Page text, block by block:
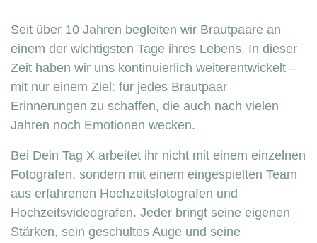
Seit über 10 Jahren begleiten wir Brautpaare an
einem der wichtigsten Tage ihres Lebens. In dieser
Zeit haben wir uns kontinuierlich weiterentwickelt –
mit nur einem Ziel: für jedes Brautpaar
Erinnerungen zu schaffen, die auch nach vielen
Jahren noch Emotionen wecken.
Bei Dein Tag X arbeitet ihr nicht mit einem einzelnen
Fotografen, sondern mit einem eingespielten Team
aus erfahrenen Hochzeitsfotografen und
Hochzeitsvideografen. Jeder bringt seine eigenen
Stärken, sein geschultes Auge und seine